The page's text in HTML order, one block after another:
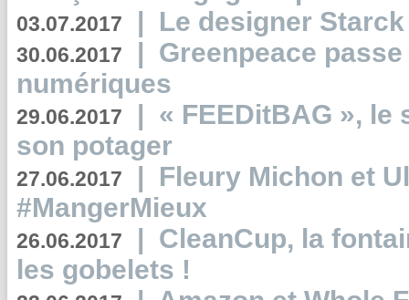
03.07.2017 | Le designer
30.06.2017 | Greenpeace
numériques
29.06.2017 | « FEEDitBAG », le
son potager
27.06.2017 | Fleury Michon et
#MangerMieux
26.06.2017 | CleanCup, la
les gobelets !